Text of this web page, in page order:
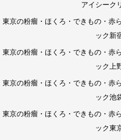
アイシーク
東京の粉瘤・ほくろ・できもの・赤
ック新
東京の粉瘤・ほくろ・できもの・赤
ック上
東京の粉瘤・ほくろ・できもの・赤
ック池
東京の粉瘤・ほくろ・できもの・赤
ック東